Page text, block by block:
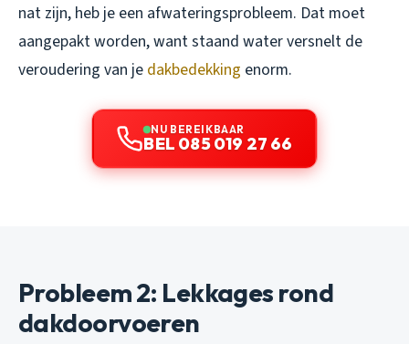
nat zijn, heb je een afwateringsprobleem. Dat moet
aangepakt worden, want staand water versnelt de
veroudering van je dakbedekking enorm.
NU BEREIKBAAR
BEL 085 019 27 66
Probleem 2: Lekkages rond
dakdoorvoeren